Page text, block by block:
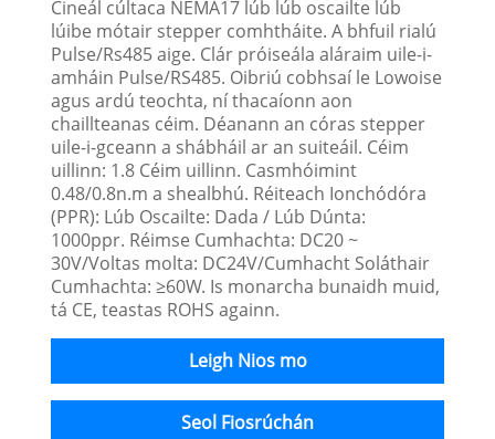
Cineál cúltaca NEMA17 lúb lúb oscailte lúb
lúibe mótair stepper comhtháite. A bhfuil rialú
Pulse/Rs485 aige. Clár próiseála aláraim uile-i-
amháin Pulse/RS485. Oibriú cobhsaí le Lowoise
agus ardú teochta, ní thacaíonn aon
chaillteanas céim. Déanann an córas stepper
uile-i-gceann a shábháil ar an suiteáil. Céim
uillinn: 1.8 Céim uillinn. Casmhóimint
0.48/0.8n.m a shealbhú. Réiteach Ionchódóra
(PPR): Lúb Oscailte: Dada / Lúb Dúnta:
1000ppr. Réimse Cumhachta: DC20 ~
30V/Voltas molta: DC24V/Cumhacht Soláthair
Cumhachta: ≥60W. Is monarcha bunaidh muid,
tá CE, teastas ROHS againn.
Leigh Nios mo
Seol Fiosrúchán